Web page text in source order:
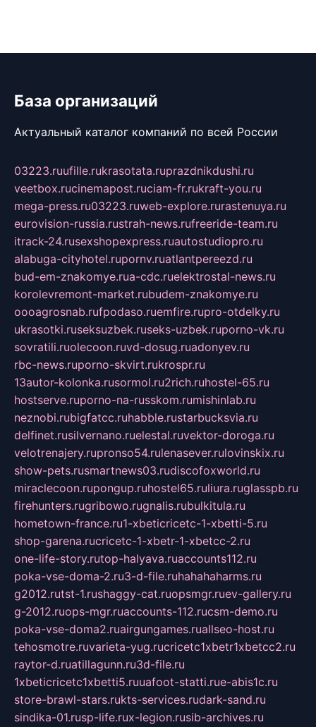
База организаций
Актуальный каталог компаний по всей России
03223.ruufille.rukrasotata.ruprazdnikdushi.ru
veetbox.rucinemapost.ruciam-fr.rukraft-you.ru
mega-press.ru03223.ruweb-explore.rurastenuya.ru
eurovision-russia.rustrah-news.rufreeride-team.ru
itrack-24.rusexshopexpress.ruautostudiopro.ru
alabuga-cityhotel.rupornv.ruatlantpereezd.ru
bud-em-znakomye.rua-cdc.ruelektrostal-news.ru
korolevremont-market.rubudem-znakomye.ru
oooagrosnab.rufpodaso.ruemfire.rupro-otdelky.ru
ukrasotki.ruseksuzbek.ruseks-uzbek.ruporno-vk.ru
sovratili.ruolecoon.ruvd-dosug.ruadonyev.ru
rbc-news.ruporno-skvirt.rukrospr.ru
13autor-kolonka.rusormol.ru2rich.ruhostel-65.ru
hostserve.ruporno-na-russkom.rumishinlab.ru
neznobi.rubigfatcc.ruhabble.rustarbucksvia.ru
delfinet.rusilvernano.ruelestal.ruvektor-doroga.ru
velotrenajery.rupronso54.rulenasever.rulovinskix.ru
show-pets.rusmartnews03.rudiscofoxworld.ru
miraclecoon.rupongup.ruhostel65.ruliura.ruglasspb.ru
firehunters.rugribowo.rugnalis.rubulkitula.ru
hometown-france.ru1-xbeticricetc-1-xbetti-5.ru
shop-garena.rucricetc-1-xbetr-1-xbetcc-2.ru
one-life-story.rutop-halyava.ruaccounts112.ru
poka-vse-doma-2.ru3-d-file.ruhahahaharms.ru
g2012.rutst-1.rushaggy-cat.ruopsmgr.ruev-gallery.ru
g-2012.ruops-mgr.ruaccounts-112.rucsm-demo.ru
poka-vse-doma2.ruairgungames.ruallseo-host.ru
tehosmotre.ruvarieta-yug.rucricetc1xbetr1xbetcc2.ru
raytor-d.ruatillagunn.ru3d-file.ru
1xbeticricetc1xbetti5.ruuafoot-statti.rue-abis1c.ru
store-brawl-stars.rukts-services.rudark-sand.ru
sindika-01.rusp-life.rux-legion.rusib-archives.ru